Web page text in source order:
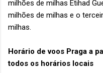
milhões de milhas Etihad
milhões de milhas e o
milhas.
Horário de voos Praga a
todos os horários locais